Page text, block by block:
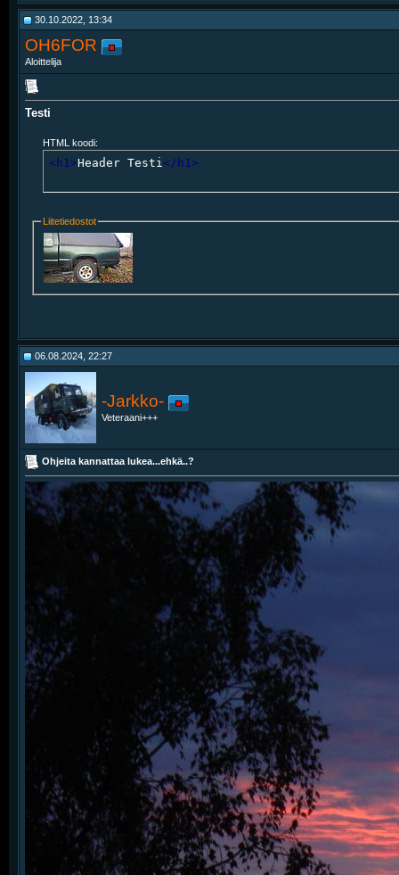
30.10.2022, 13:34
OH6FOR
Aloittelija
Testi
HTML koodi:
<h1>Header Testi</h1>
Liitetiedostot
06.08.2024, 22:27
-Jarkko-
Veteraani+++
Ohjeita kannattaa lukea...ehkä..?